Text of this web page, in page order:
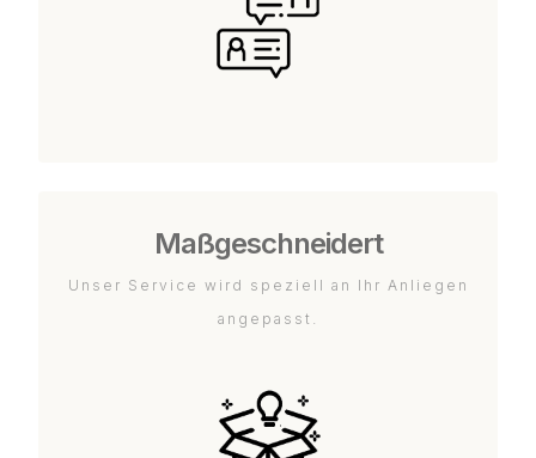
Maßgeschneidert
Unser Service wird speziell an Ihr Anliegen
angepasst.